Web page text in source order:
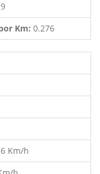
9
Km: 0.276
Km/h